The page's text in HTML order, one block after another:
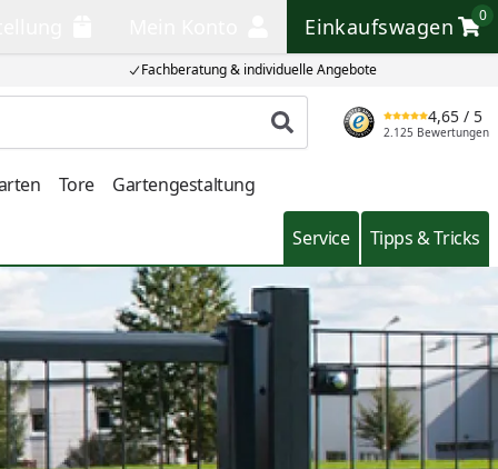
Fachberatung & individuelle Angebote
Einkaufswagen
0
Einkaufswagen
Produkt suchen
4,65 / 5
2.125 Bewertungen
Tore Gartengestaltung
Service Tipps & Tricks